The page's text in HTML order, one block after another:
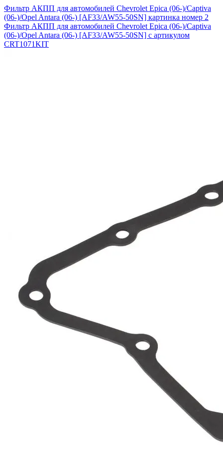
Фильтр АКПП для автомобилей Chevrolet Epica (06-)/Captiva
(06-)/Opel Antara (06-) [AF33/AW55-50SN] картинка номер 2
Фильтр АКПП для автомобилей Chevrolet Epica (06-)/Captiva
(06-)/Opel Antara (06-) [AF33/AW55-50SN] с артикулом
CRT1071KIT